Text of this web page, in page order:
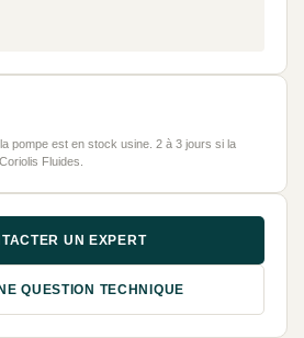
pompe est en stock usine. 2 à 3 jours si la
Fluides.
UN EXPERT
QUESTION TECHNIQUE